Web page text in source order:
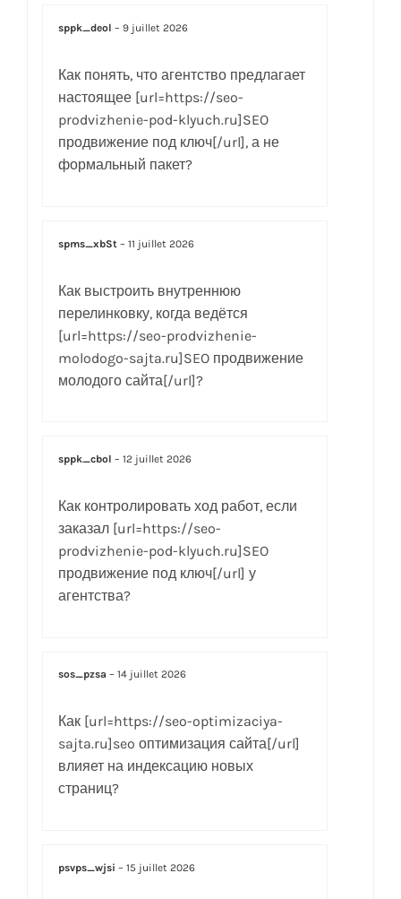
sppk_deol– 9 juillet 2026
Как понять, что агентство предлагает
настоящее [url=https://seo-
prodvizhenie-pod-klyuch.ru]SEO
продвижение под ключ[/url], а не
формальный пакет?
spms_xbSt– 11 juillet 2026
Как выстроить внутреннюю
перелинковку, когда ведётся
[url=https://seo-prodvizhenie-
molodogo-sajta.ru]SEO продвижение
молодого сайта[/url]?
sppk_cbol– 12 juillet 2026
Как контролировать ход работ, если
заказал [url=https://seo-
prodvizhenie-pod-klyuch.ru]SEO
продвижение под ключ[/url] у
агентства?
sos_pzsa– 14 juillet 2026
Как [url=https://seo-optimizaciya-
sajta.ru]seo оптимизация сайта[/url]
влияет на индексацию новых
страниц?
psvps_wjsi– 15 juillet 2026